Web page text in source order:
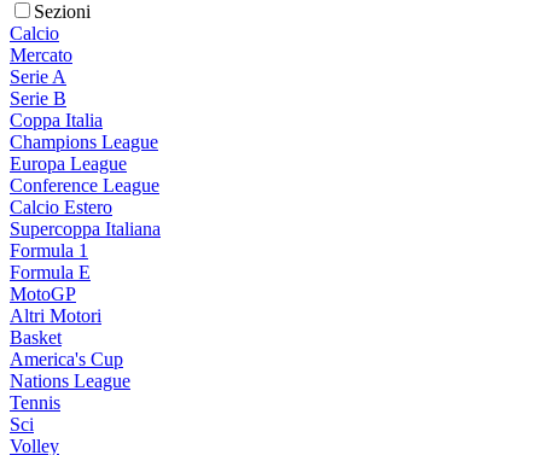
Sezioni
Calcio
Mercato
Serie A
Serie B
Coppa Italia
Champions League
Europa League
Conference League
Calcio Estero
Supercoppa Italiana
Formula 1
Formula E
MotoGP
Altri Motori
Basket
America's Cup
Nations League
Tennis
Sci
Volley